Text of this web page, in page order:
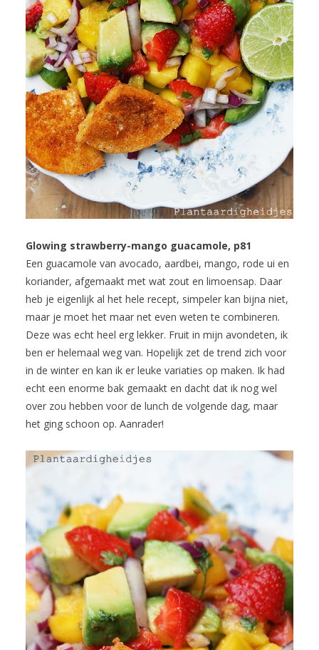
Glowing strawberry-mango guacamole, p81
Een guacamole van avocado, aardbei, mango, rode ui en
koriander, afgemaakt met wat zout en limoensap. Daar
heb je eigenlijk al het hele recept, simpeler kan bijna niet,
maar je moet het maar net even weten te combineren.
Deze was echt heel erg lekker. Fruit in mijn avondeten, ik
ben er helemaal weg van. Hopelijk zet de trend zich voor
in de winter en kan ik er leuke variaties op maken. Ik had
echt een enorme bak gemaakt en dacht dat ik nog wel
over zou hebben voor de lunch de volgende dag, maar
het ging schoon op. Aanrader!